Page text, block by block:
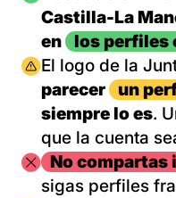
Castilla-La
en
los perfiles
Imagen
El logo de la
parecer
un
siempre lo es.
que la cuenta
ImagenNo compartas
sigas perfiles